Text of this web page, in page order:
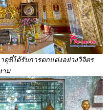
ตุที่ได้รับการตกแต่งอย่างวิจิตร
าม